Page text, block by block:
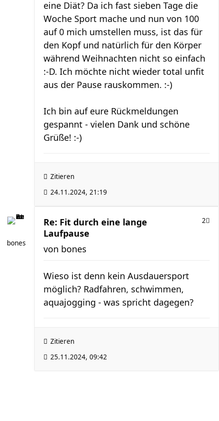
eine Diät? Da ich fast sieben Tage die
Woche Sport mache und nun von 100
auf 0 mich umstellen muss, ist das für
den Kopf und natürlich für den Körper
während Weihnachten nicht so einfach
:-D. Ich möchte nicht wieder total unfit
aus der Pause rauskommen. :-)
Ich bin auf eure Rückmeldungen
gespannt - vielen Dank und schöne
Grüße! :-)
Zitieren
24.11.2024, 21:19
bones
Re: Fit durch eine lange
Laufpause
2
von bones
Wieso ist denn kein Ausdauersport
möglich? Radfahren, schwimmen,
aquajogging - was spricht dagegen?
Zitieren
25.11.2024, 09:42